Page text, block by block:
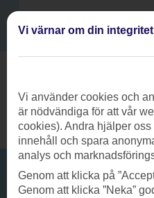
Vi värnar om din integritet
Vi använder cookies och
är nödvändiga för att vår
cookies). Andra hjälper
innehåll och spara
analys och
Genom att klicka på
Genom att klicka ”Neka”